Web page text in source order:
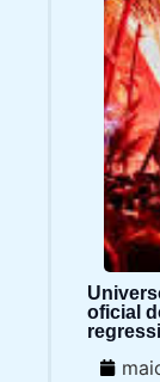
oficial